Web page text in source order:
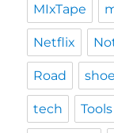
MIxTape
Netflix
Road
tech Tools